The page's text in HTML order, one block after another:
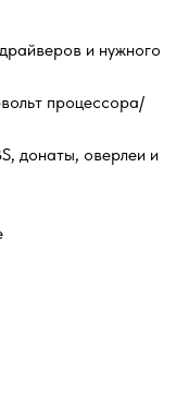
и нужного
процессора/
донаты, оверлеи и